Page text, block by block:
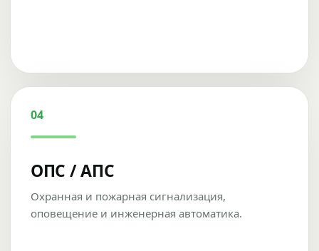
04
ОПС / АПС
Охранная и пожарная сигнализация,
оповещение и инженерная автоматика.